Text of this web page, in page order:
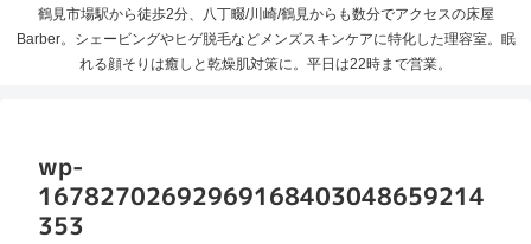
鶴見市場駅から徒歩2分、八丁畷/川崎/鶴見からも数分でアクセスの床屋
Barber。シェービングやヒゲ脱毛などメンズスキンケアに特化した理容室。眠
れる顔そりは癒しと乾燥肌対策に。平日は22時まで営業。
wp-
16782702692969168403048659214
353